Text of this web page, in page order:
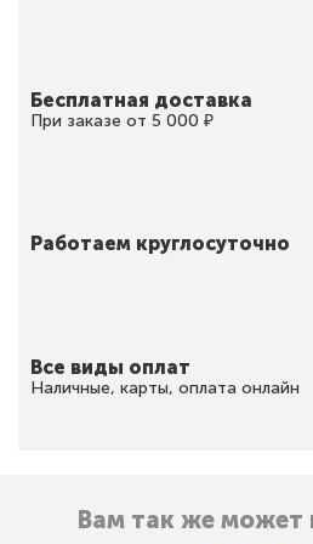
Бесплатная доставка
При заказе от 5 000 ₽
Работаем круглосуточно
Все виды оплат
Наличные, карты, оплата онлайн
Вам так же может